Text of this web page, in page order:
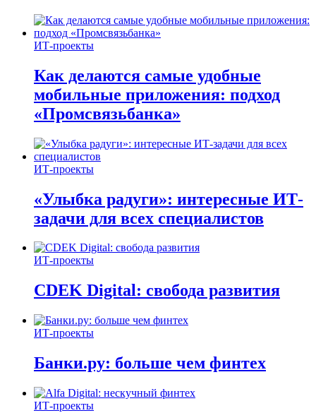
ИТ-проекты
Как делаются самые удобные
мобильные приложения: подход
«Промсвязьбанка»
ИТ-проекты
«Улыбка радуги»: интересные ИТ-
задачи для всех специалистов
ИТ-проекты
CDEK Digital: свобода развития
ИТ-проекты
Банки.ру: больше чем финтех
ИТ-проекты